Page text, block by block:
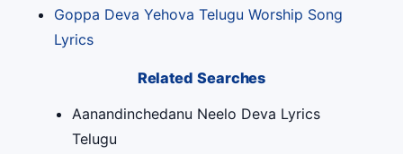
Goppa Deva Yehova Telugu Worship Song
Lyrics
Related Searches
Aanandinchedanu Neelo Deva Lyrics
Telugu